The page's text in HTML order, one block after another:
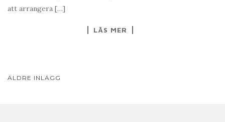
att arrangera […]
LÄS MER
INLÄGGSNAVIGERING
ÄLDRE INLÄGG